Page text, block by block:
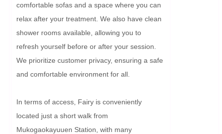
comfortable sofas and a space where you can
relax after your treatment. We also have clean
shower rooms available, allowing you to
refresh yourself before or after your session.
We prioritize customer privacy, ensuring a safe
and comfortable environment for all.
In terms of access, Fairy is conveniently
located just a short walk from
Mukogaokayuuen Station, with many